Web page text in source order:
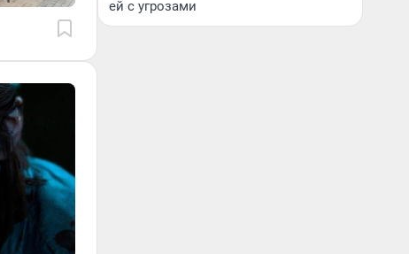
ей с угрозами